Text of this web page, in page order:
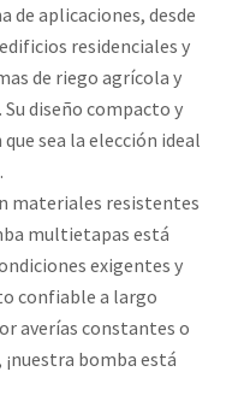
de aplicaciones, desde
residenciales y
de riego agrícola y
diseño compacto y
sea la elección ideal
materiales resistentes
multietapas está
exigentes y
confiable a largo
averías constantes o
bomba está